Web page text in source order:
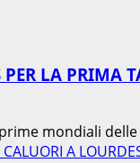
PER LA PRIMA
mondiali
A